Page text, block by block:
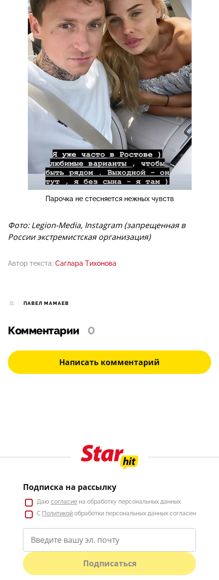
Парочка не стесняется нежных чувств
Фото: Legion-Media, Instagram (запрещенная в
России экстремистская организация)
Автор текста: Саглара Тихонова
ПАВЕЛ МАМАЕВ
Комментарии 0
Написать комментарий
Подписка на рассылку
Даю согласие на обработку персональных данных
С Политикой обработки персональных данных согласен
Подписаться